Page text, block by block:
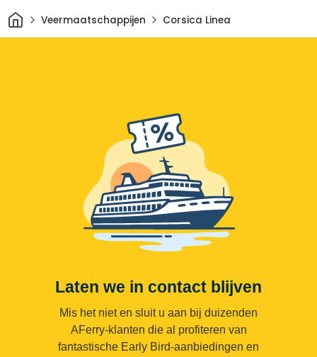
ThuisVeermaatschappijen Corsica Linea
Laten we in contact blijven
Mis het niet en sluit u aan bij duizenden
AFerry-klanten die al profiteren van
fantastische Early Bird-aanbiedingen en